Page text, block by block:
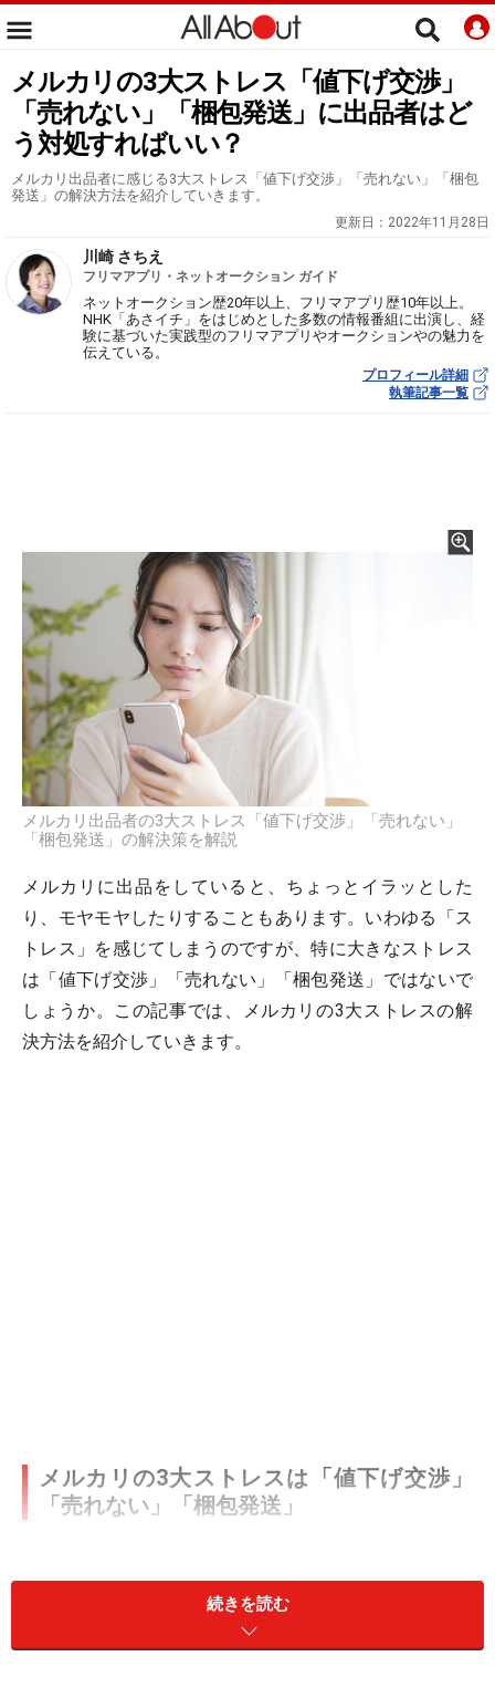
メルカリの3大ストレス「値下げ交渉」
「売れない」「梱包発送」に出品者はど
う対処すればいい？
メルカリ出品者に感じる3大ストレス「値下げ交渉」「売れない」「梱包
発送」の解決方法を紹介していきます。
更新日： 2022年11月28日
川崎 さちえ
フリマアプリ・ネットオークション ガイド
ネットオークション歴20年以上、フリマアプリ歴10年以上。
NHK「あさイチ」をはじめとした多数の情報番組に出演し、経
験に基づいた実践型のフリマアプリやオークションやの魅力を
伝えている。
プロフィール詳細
執筆記事一覧
メルカリ出品者の3大ストレス「値下げ交渉」「売れない」
「梱包発送」の解決策を解説
メルカリに出品をしていると、ちょっとイラッとした
り、モヤモヤしたりすることもあります。いわゆる「ス
トレス」を感じてしまうのですが、特に大きなストレス
は「値下げ交渉」「売れない」「梱包発送」ではないで
しょうか。この記事では、メルカリの3大ストレスの解
決方法を紹介していきます。
メルカリの3大ストレスは「値下げ交渉」
「売れない」「梱包発送」
ぞれが思い思いに活用をしています。価値観の違いもあ
りますし、ライフスタイルや習慣の違いもあるので、自
分の考えと合致しないことも少なくないでしょう。さら
続きを読む